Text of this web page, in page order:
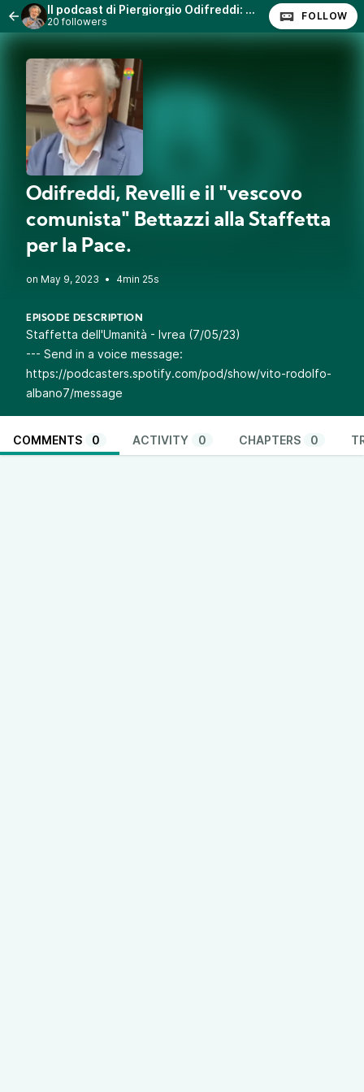
Il podcast di Piergiorgio Odifreddi: Lezioni e Conferenze.
20 followers FOLLOW
Odifreddi, Revelli e il "vescovo
comunista" Bettazzi alla Staffetta
per la Pace.
• 4min 25s
EPISODE DESCRIPTION
Staffetta dell'Umanità - Ivrea (7/05/23)
--- Send in a voice message:
https://podcasters.spotify.com/pod/show/vito-rodolfo-
albano7/message
COMMENTS 0 ACTIVITY 0 CHAPTERS 0